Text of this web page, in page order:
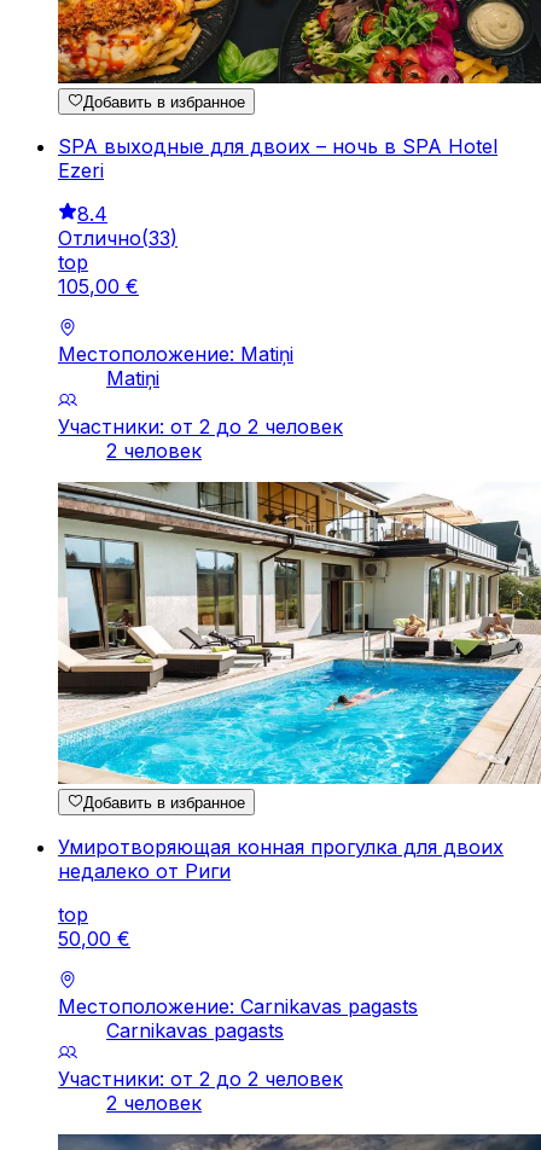
Добавить в избранное
SPA выходные для двоих – ночь в SPA Hotel
Ezeri
8.4
Отлично(33)
top
105,00 €
Местоположение: Matiņi
Matiņi
Участники: от 2 до 2 человек
2 человек
Добавить в избранное
Умиротворяющая конная прогулка для двоих
недалеко от Риги
top
50,00 €
Местоположение: Carnikavas pagasts
Carnikavas pagasts
Участники: от 2 до 2 человек
2 человек